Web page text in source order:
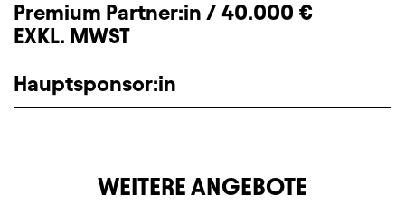
Premium Partner:in / 40.000 €
EXKL. MWST
Hauptsponsor:in
WEITERE ANGEBOTE